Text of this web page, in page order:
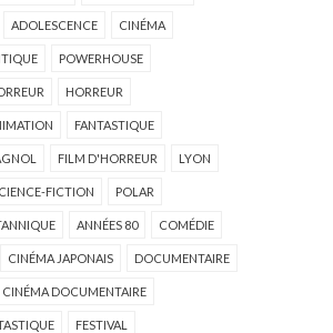
ADOLESCENCE CINÉMA
POWERHOUSE
HORREUR
FANTASTIQUE
FILM D'HORREUR LYON
FICTION POLAR
ANNÉES 80 COMÉDIE
CINÉMA JAPONAIS DOCUMENTAIRE
CINÉMA DOCUMENTAIRE
FESTIVAL